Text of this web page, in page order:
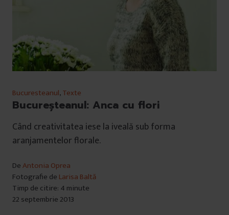
Bucuresteanul,Texte
Bucureşteanul: Anca cu flori
Când creativitatea iese la iveală sub forma
aranjamentelor florale.
DeAntonia Oprea
Fotografie de Larisa Baltă
Timp de citire: 4 minute
22 septembrie 2013